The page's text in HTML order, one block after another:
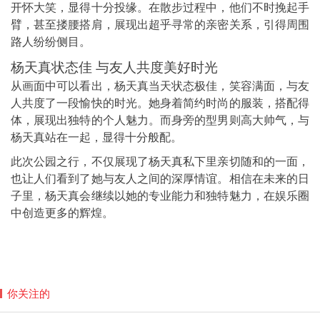
开怀大笑，显得十分投缘。在散步过程中，他们不时挽起手
臂，甚至搂腰搭肩，展现出超乎寻常的亲密关系，引得周围
路人纷纷侧目。
杨天真状态佳 与友人共度美好时光
从画面中可以看出，杨天真当天状态极佳，笑容满面，与友
人共度了一段愉快的时光。她身着简约时尚的服装，搭配得
体，展现出独特的个人魅力。而身旁的型男则高大帅气，与
杨天真站在一起，显得十分般配。
此次公园之行，不仅展现了杨天真私下里亲切随和的一面，
也让人们看到了她与友人之间的深厚情谊。相信在未来的日
子里，杨天真会继续以她的专业能力和独特魅力，在娱乐圈
中创造更多的辉煌。
你关注的